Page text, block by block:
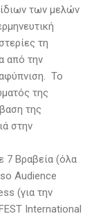
των μελών
τη
από την
Το
της
της
στην
7 Βραβεία (όλα
Audience
(για την
International